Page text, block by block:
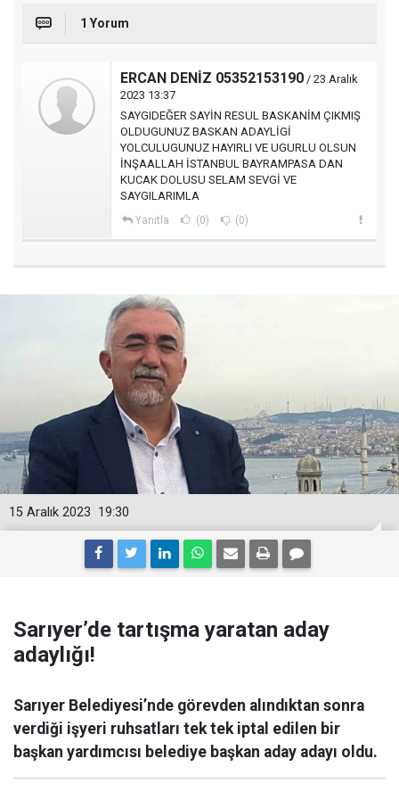
1 Yorum
ERCAN DENİZ 05352153190 / 23 Aralık
2023 13:37
SAYGIDEĞER SAYİN RESUL BASKANİM ÇIKMIŞ
OLDUGUNUZ BASKAN ADAYLİGİ
YOLCULUGUNUZ HAYIRLI VE UGURLU OLSUN
İNŞAALLAH İSTANBUL BAYRAMPASA DAN
KUCAK DOLUSU SELAM SEVGİ VE
SAYGILARIMLA
Yanıtla (0) (0)
19:30
15 Aralık 2023
Sarıyer’de tartışma yaratan aday
adaylığı!
Sarıyer Belediyesi’nde görevden alındıktan sonra
verdiği işyeri ruhsatları tek tek iptal edilen bir
başkan yardımcısı belediye başkan aday adayı oldu.